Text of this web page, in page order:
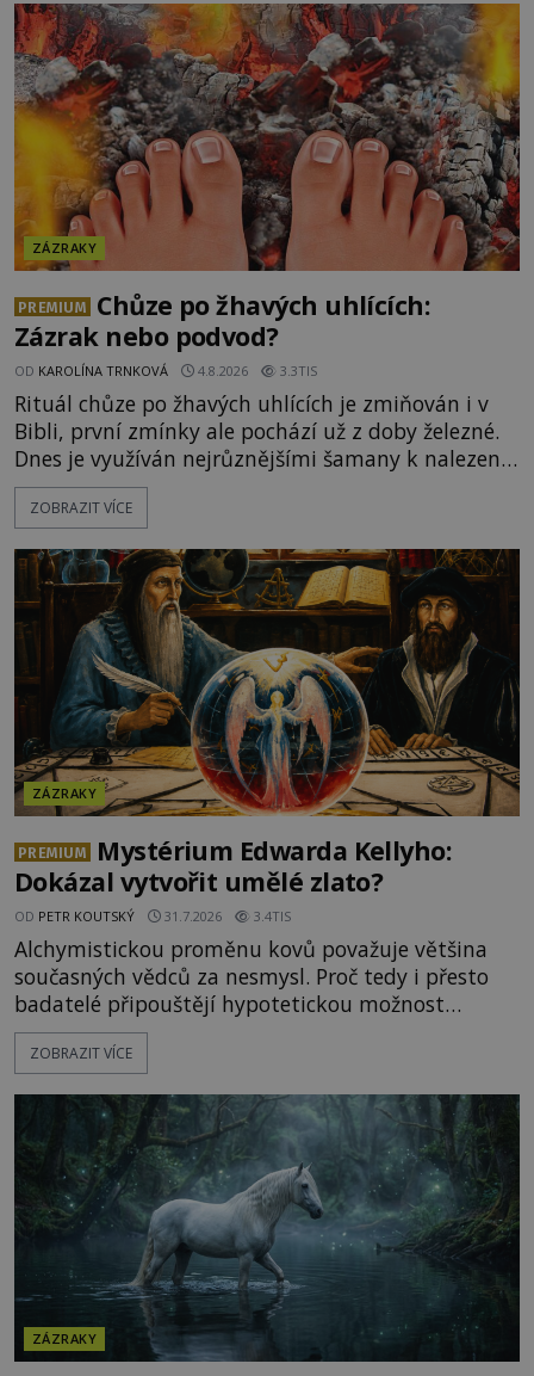
ZÁZRAKY
PREMIUM
Chůze po žhavých uhlících:
Zázrak nebo podvod?
OD KAROLÍNA TRNKOVÁ 4.8.2026 3.3TIS
Rituál chůze po žhavých uhlících je zmiňován i v
Bibli, první zmínky ale pochází už z doby železné.
Dnes je využíván nejrůznějšími šamany k nalezení
spirituální síly či vnitřního klidu. Jak funguje a proč
si při něm člověk nepopálí nohy, což bylo
nadpřirozeného? Histori
ZOBRAZIT VÍCE
ZÁZRAKY
PREMIUM
Mystérium Edwarda Kellyho:
Dokázal vytvořit umělé zlato?
OD PETR KOUTSKÝ 31.7.2026 3.4TIS
Alchymistickou proměnu kovů považuje většina
současných vědců za nesmysl. Proč tedy i přesto
badatelé připouštějí hypotetickou možnost
transmutace? Mohl její podstatu odhalit anglický
alchymista, vědec a dobrodruh Edward Kelly?
Měšťané pozorují konání muže, který se stává
nesmrtelnou legendou již během
ZOBRAZIT VÍCE
ZÁZRAKY